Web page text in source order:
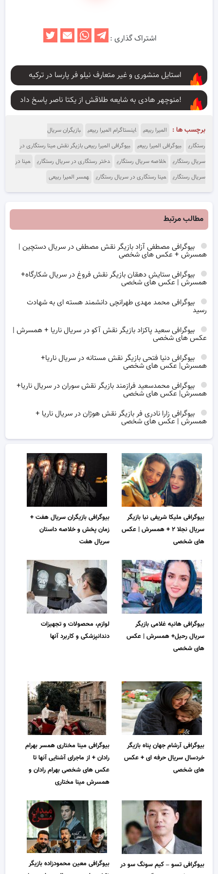
اشتراک گذاری :
استایل منشوری و غیر متعارف نیلو فر پارسا در ترکیه
منوچهر هادی به شایعه طلاقش از یکتا ناصر پاسخ داد!
برچسب ها : المیرا ربیعی اینستاگرام المیرا ربیعی
بازیگران سریال
رستگاری
بیوگرافی المیرا ربیعی
بیوگرافی المیرا ربیعی بازیگر نقش مینا رستگاری در
سریال رستگاری
خلاصه سریال رستگاری دختر رستگاری در سریال رستگاری
مینا در
سریال رستگاری
مینا رستگاری در سریال رستگاری همسر المیرا ربیعی
مطالب مرتبط
بیوگرافی مصطفی آزاد بازیگر نقش مصطفی در سریال دستچین |
همسرش + عکس های شخصی
بیوگرافی ستایش دهقان بازیگر نقش فروغ در سریال شکارگاه+
همسرش | عکس های شخصی
بیوگرافی محمد مهدی طهرانچی دانشمند هسته ای به شهادت
رسید
بیوگرافی سعید پاکزاد بازیگر نقش آکو در سریال ناریا + همسرش |
عکس های شخصی
بیوگرافی دنیا فتحی بازیگر نقش مستانه در سریال ناریا+
همسرش| عکس های شخصی
بیوگرافی محمدسعید فرازمند بازیگر نقش سوران در سریال ناریا+
همسرش| عکس های شخصی
بیوگرافی زارا نادری فر بازیگر نقش هوژان در سریال ناریا +
همسرش | عکس های شخصی
بیوگرافی ملیکا شریفی نیا بازیگر
سریال نجلا ۲ + همسرش | عکس
های شخصی
بیوگرافی بازیگران سریال هفت +
زمان پخش و خلاصه داستان
سریال هفت
بیوگرافی هانیه غلامی بازیگر
سریال رحیل+ همسرش | عکس
های شخصی
لوازم، محصولات و تجهیزات
دندانپزشکی و کاربرد آنها
بیوگرافی آرشام جهان پناه بازیگر
خردسال سریال حرفه ای + عکس
های شخصی
بیوگرافی مینا مختاری همسر بهرام
رادان + از ماجرای آشنایی آنها تا
عکس های شخصی بهرام رادان و
همسرش مینا مختاری
بیوگرافی تسو – کیم سونگ سو در
بیوگرافی معین محمودزاده بازیگر